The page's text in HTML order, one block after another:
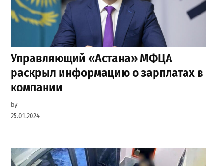
Управляющий «Астана» МФЦА
раскрыл информацию о зарплатах в
компании
by
25.01.2024